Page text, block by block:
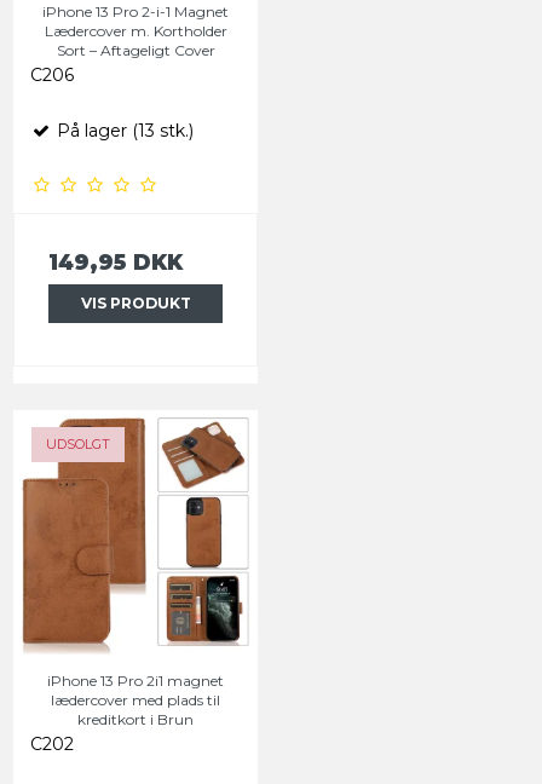
iPhone 13 Pro 2-i-1 Magnet
Lædercover m. Kortholder
Sort – Aftageligt Cover
C206
På lager (13 stk.)
149,95 DKK
VIS PRODUKT
UDSOLGT
iPhone 13 Pro 2i1 magnet
lædercover med plads til
kreditkort i Brun
C202